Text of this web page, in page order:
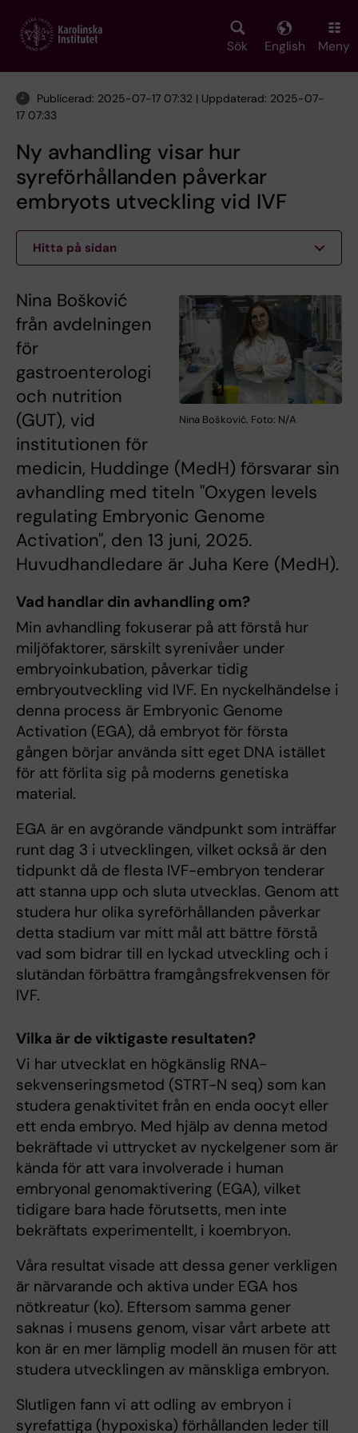
main
Sök English Meny
Publicerad: 2025-07-17 07:32 | Uppdaterad: 2025-07-
17 07:33
Ny avhandling visar hur
syreförhållanden påverkar
embryots utveckling vid IVF
Hitta på sidan
Nina Bošković. Foto: N/A
Nina Bošković
från avdelningen
för
gastroenterologi
och nutrition
(GUT), vid
institutionen för
medicin, Huddinge (MedH) försvarar sin
avhandling med titeln "Oxygen levels
regulating Embryonic Genome
Activation", den 13 juni, 2025.
Huvudhandledare är Juha Kere (MedH).
Vad handlar din avhandling om?
Min avhandling fokuserar på att förstå hur
miljöfaktorer, särskilt syrenivåer under
embryoinkubation, påverkar tidig
embryoutveckling vid IVF. En nyckelhändelse i
denna process är Embryonic Genome
Activation (EGA), då embryot för första
gången börjar använda sitt eget DNA istället
för att förlita sig på moderns genetiska
material.
EGA är en avgörande vändpunkt som inträffar
runt dag 3 i utvecklingen, vilket också är den
tidpunkt då de flesta IVF-embryon tenderar
att stanna upp och sluta utvecklas. Genom att
studera hur olika syreförhållanden påverkar
detta stadium var mitt mål att bättre förstå
vad som bidrar till en lyckad utveckling och i
slutändan förbättra framgångsfrekvensen för
IVF.
Vilka är de viktigaste resultaten?
Vi har utvecklat en högkänslig RNA-
sekvenseringsmetod (STRT-N seq) som kan
studera genaktivitet från en enda oocyt eller
ett enda embryo. Med hjälp av denna metod
bekräftade vi uttrycket av nyckelgener som är
kända för att vara involverade i human
embryonal genomaktivering (EGA), vilket
tidigare bara hade förutsetts, men inte
bekräftats experimentellt, i koembryon.
Våra resultat visade att dessa gener verkligen
är närvarande och aktiva under EGA hos
nötkreatur (ko). Eftersom samma gener
saknas i musens genom, visar vårt arbete att
kon är en mer lämplig modell än musen för att
studera utvecklingen av mänskliga embryon.
Slutligen fann vi att odling av embryon i
syrefattiga (hypoxiska) förhållanden leder till